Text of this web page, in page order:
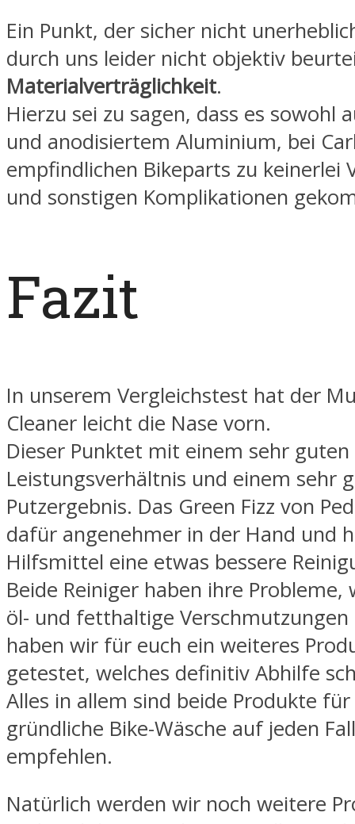
Ein Punkt, der sicher nicht
durch uns leider nicht objektiv
Materialverträglichkeit.
Hierzu sei zu sagen, dass es sowohl
und anodisiertem Aluminium, bei
empfindlichen Bikeparts zu keinerlei
und sonstigen Komplikationen
Fazit
In unserem Vergleichstest hat der
Cleaner leicht die Nase vorn.
Dieser Punktet mit einem sehr guten
Leistungsverhältnis und einem sehr
Putzergebnis. Das Green Fizz von
dafür angenehmer in der Hand und
Hilfsmittel eine etwas bessere
Beide Reiniger haben ihre Probleme,
öl- und fetthaltige
haben wir für euch ein weiteres
getestet, welches definitiv Abhilfe
Alles in allem sind beide Produkte
gründliche Bike-Wäsche auf jeden
empfehlen.
Natürlich werden wir noch weitere